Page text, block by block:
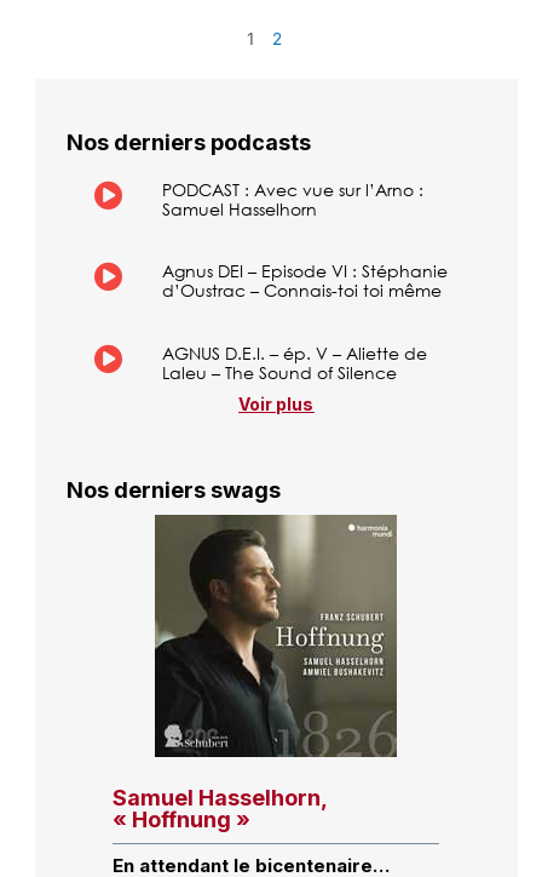
1 2
Nos derniers podcasts
PODCAST : Avec vue sur l’Arno :
Samuel Hasselhorn
Agnus DEI – Episode VI : Stéphanie
d’Oustrac – Connais-toi toi même
AGNUS D.E.I. – ép. V – Aliette de
Laleu – The Sound of Silence
Voir plus
Nos derniers swags
Samuel Hasselhorn,
« Hoffnung »
En attendant le bicentenaire…